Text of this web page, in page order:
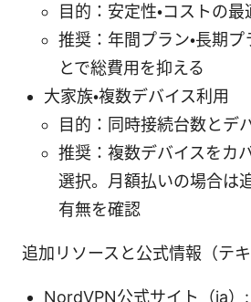
目的：安定性・コストの最
推奨：年間プラン・長期
とで総費用を抑える
大家族・複数デバイス利用
目的：同時接続台数とデ
推奨：複数デバイスをカ
選択。月額払いの場合は
有無を確認
追加リソースと公式情報（テキ
NordVPN公式サイト（ja